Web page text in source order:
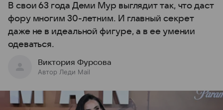
В свои 63 года Деми Мур выглядит так, что даст
фору многим 30-летним. И главный секрет
даже не в идеальной фигуре, а в ее умении
одеваться.
Виктория Фурсова
Автор Леди Mail